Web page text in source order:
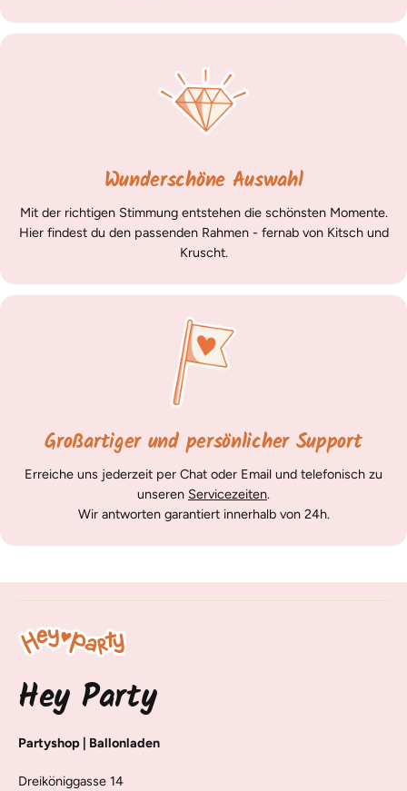
Wunderschöne Auswahl
Mit der richtigen Stimmung entstehen die schönsten Momente.
Hier findest du den passenden Rahmen - fernab von Kitsch und
Kruscht.
Großartiger und persönlicher Support
Erreiche uns jederzeit per Chat oder Email und telefonisch zu
unseren Servicezeiten.
Wir antworten garantiert innerhalb von 24h.
Hey Party
Partyshop | Ballonladen
Dreiköniggasse 14